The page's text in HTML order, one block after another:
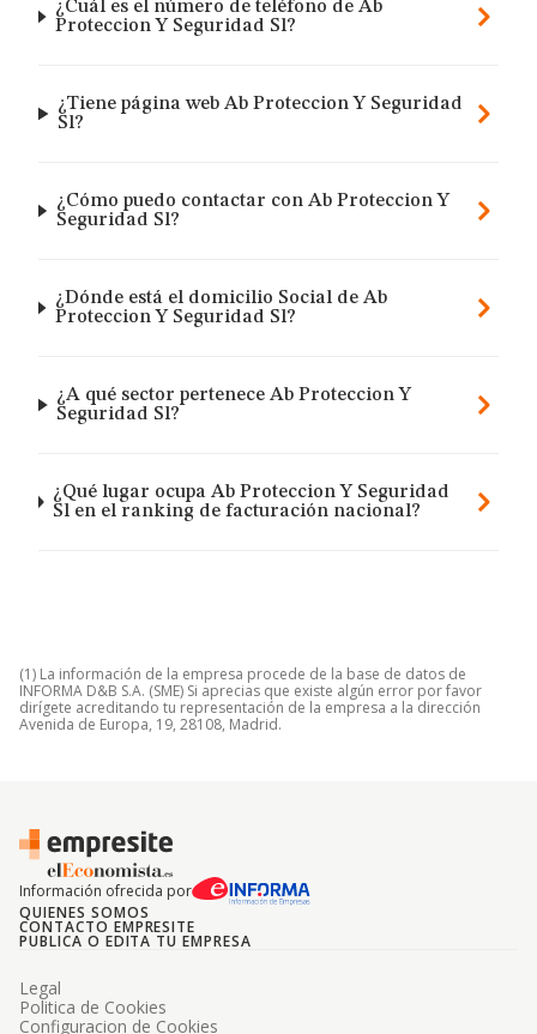
¿Cuál es el número de teléfono de Ab
Proteccion Y Seguridad Sl?
¿Tiene página web Ab Proteccion Y Seguridad
Sl?
¿Cómo puedo contactar con Ab Proteccion Y
Seguridad Sl?
¿Dónde está el domicilio Social de Ab
Proteccion Y Seguridad Sl?
¿A qué sector pertenece Ab Proteccion Y
Seguridad Sl?
¿Qué lugar ocupa Ab Proteccion Y Seguridad
Sl en el ranking de facturación nacional?
(1) La información de la empresa procede de la base de datos de
INFORMA D&B S.A. (SME) Si aprecias que existe algún error por favor
dirígete acreditando tu representación de la empresa a la dirección
Avenida de Europa, 19, 28108, Madrid.
Información ofrecida por
QUIENES SOMOS
CONTACTO EMPRESITE
PUBLICA O EDITA TU EMPRESA
Legal
Politica de Cookies
Configuracion de Cookies